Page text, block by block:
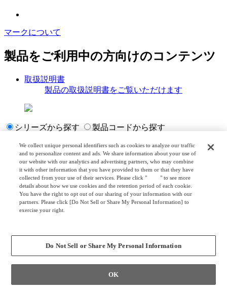
マークについて
製品をご利用中の方向けのコンテンツ
取扱説明書
製品の取扱説明書をご覧いただけます
シリーズから探す 製品コードから探す
製品カテゴリから探す
デスク／テーブル
スイフトライト
パラベル デスク
ソリスト ホームデスク
ヴィヴァン
イクスト
ライブス スイフト
アジャスタブルサイドテーブル
We collect unique personal identifiers such as cookies to analyze our traffic
and to personalize content and ads. We share information about your use of
our website with our analytics and advertising partners, who may combine
it with other information that you have provided to them or that they have
collected from your use of their services. Please click "
here" to see more
details about how we use cookies and the retention period of each cookie.
You have the right to opt out of our sharing of your information with our
partners. Please click [Do Not Sell or Share My Personal Information] to
exercise your right.
Do Not Sell or Share My Personal Information
OK